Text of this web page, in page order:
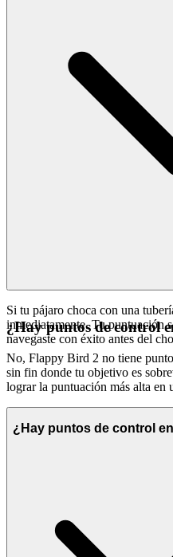
Si tu pájaro choca con una
inmediatamente. Tu puntuación
navegaste con éxito antes del
¿Hay puntos de control
No, Flappy Bird 2 no tiene
sin fin donde tu objetivo es
lograr la puntuación más alta en
¿Hay puntos de control